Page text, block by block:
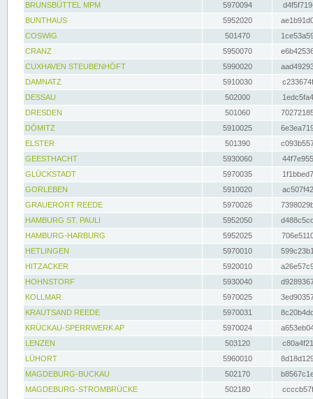
BRUNSBÜTTEL MPM
5970094
BUNTHAUS
5952020
COSWIG
501470
CRANZ
5950070
CUXHAVEN STEUBENHÖFT
5990020
DAMNATZ
5910030
DESSAU
502000
DRESDEN
501060
DÖMITZ
5910025
ELSTER
501390
GEESTHACHT
5930060
GLÜCKSTADT
5970035
GORLEBEN
5910020
GRAUERORT REEDE
5970026
HAMBURG ST. PAULI
5952050
HAMBURG-HARBURG
5952025
HETLINGEN
5970010
HITZACKER
5920010
HOHNSTORF
5930040
KOLLMAR
5970025
KRAUTSAND REEDE
5970031
KRÜCKAU-SPERRWERK AP
5970024
LENZEN
503120
LÜHORT
5960010
MAGDEBURG-BUCKAU
502170
MAGDEBURG-STROMBRÜCKE
502180